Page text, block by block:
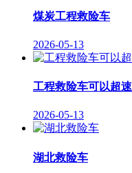
煤炭工程救险车
2026-05-13
工程救险车可以超速
2026-05-13
湖北救险车